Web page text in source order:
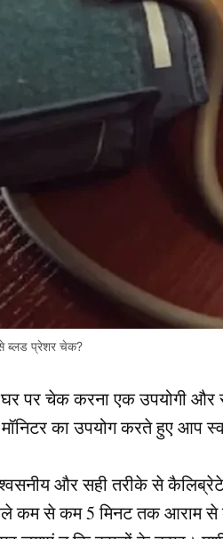
ब्लड प्रेशर चेक?
पर चेक करना एक उपयोगी और
का उपयोग करते हुए आप
और सही तरीके से
कम से कम 5 मिनट तक आराम